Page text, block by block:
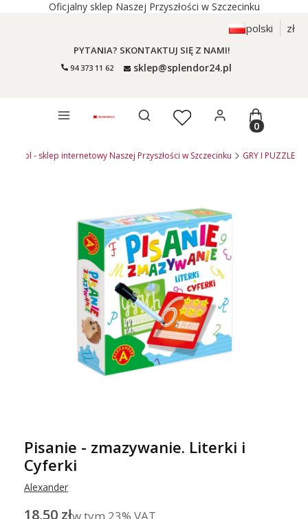
Oficjalny sklep Naszej Przyszłości w Szczecinku
polski zł
PYTANIA? SKONTAKTUJ SIĘ Z NAMI!
94 373 11 62 sklep@splendor24.pl
Otwórz wyszukiwarkęProdukty
- sklep internetowy Naszej Przyszłości w Szczecinku GRY I PUZZLE
Pisanie - zmazywanie. Literki i
Cyferki
Alexander
Cena
18,50 złw tym 23% VAT
w tym 23% VAT